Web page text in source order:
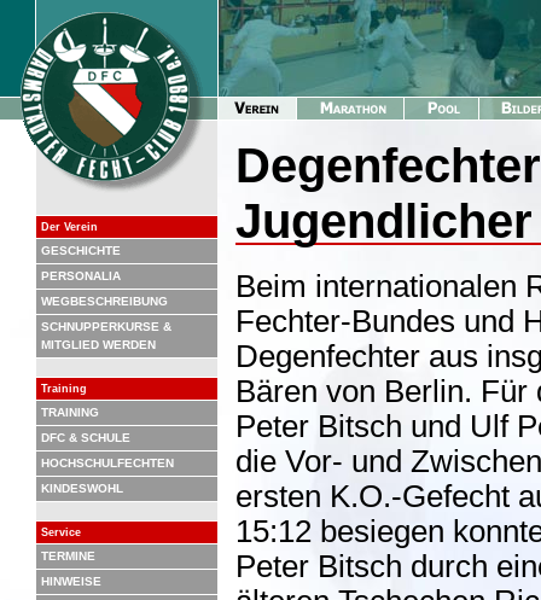
Der Verein
GESCHICHTE
PERSONALIA
WEGBESCHREIBUNG
SCHNUPPERKURSE &
MITGLIED WERDEN
Training
TRAINING
DFC & SCHULE
HOCHSCHULFECHTEN
KINDESWOHL
Service
TERMINE
HINWEISE
Beim internationalen
Fechter-Bundes und
Degenfechter aus
Bären von Berlin.
Peter Bitsch und Ulf
die Vor- und
ersten K.O.-Gefecht
15:12 besiegen
Peter Bitsch durch